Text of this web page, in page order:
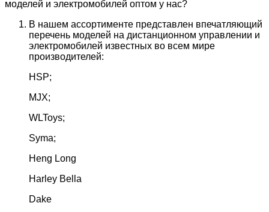
моделей и электромобилей оптом у нас?
В нашем ассортименте представлен впечатляющий
перечень моделей на дистанционном управлении и
электромобилей известных во всем мире
производителей:
HSP;
MJX;
WLToys;
Syma;
Heng Long
Harley Bella
Dake